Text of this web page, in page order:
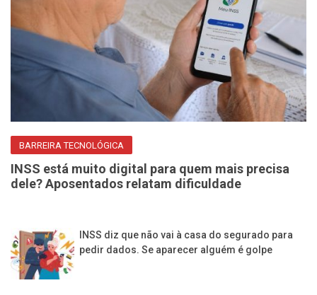
BARREIRA TECNOLÓGICA
INSS está muito digital para quem mais precisa
dele? Aposentados relatam dificuldade
INSS diz que não vai à casa do segurado para
pedir dados. Se aparecer alguém é golpe